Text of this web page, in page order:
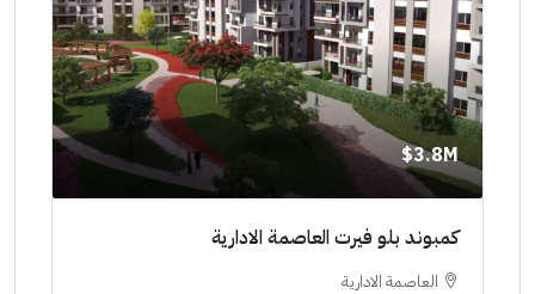
3.8M$
كمبوند بلو فيرت العاصمة الادارية
العاصمة الادارية